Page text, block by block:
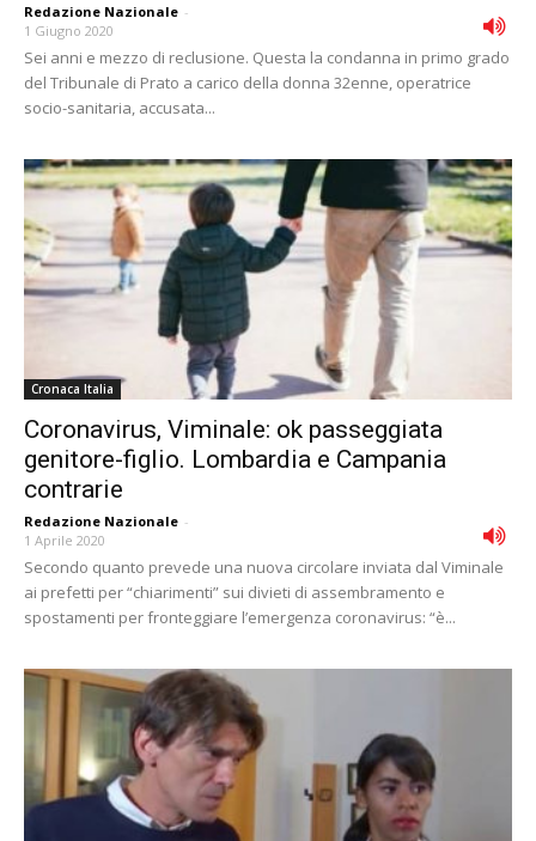
Redazione Nazionale -
1 Giugno 2020
Sei anni e mezzo di reclusione. Questa la condanna in primo grado
del Tribunale di Prato a carico della donna 32enne, operatrice
socio-sanitaria, accusata...
Cronaca Italia
Coronavirus, Viminale: ok passeggiata
genitore-figlio. Lombardia e Campania
contrarie
Redazione Nazionale -
1 Aprile 2020
Secondo quanto prevede una nuova circolare inviata dal Viminale
ai prefetti per “chiarimenti” sui divieti di assembramento e
spostamenti per fronteggiare l’emergenza coronavirus: “è...